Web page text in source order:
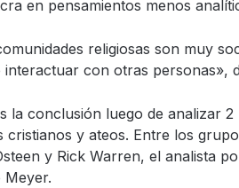
en pensamientos menos
religiosas son muy
interactuar con otras personas»,
la conclusión luego de analizar
cristianos y ateos. Entre los
y Rick Warren, el analista